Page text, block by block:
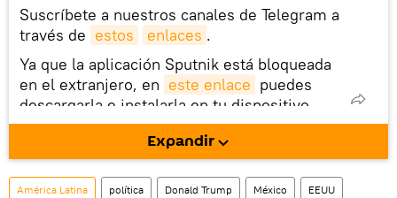
Suscríbete a nuestros canales de Telegram a
través de estos enlaces .
Ya que la aplicación Sputnik está bloqueada
en el extranjero, en este enlace puedes
descargarla e instalarla en tu dispositivo
móvil (¡solo para Android!).
También tenemos una cuenta en la red
social rusa VK .
Expandir
América Latina política Donald Trump México EEUU